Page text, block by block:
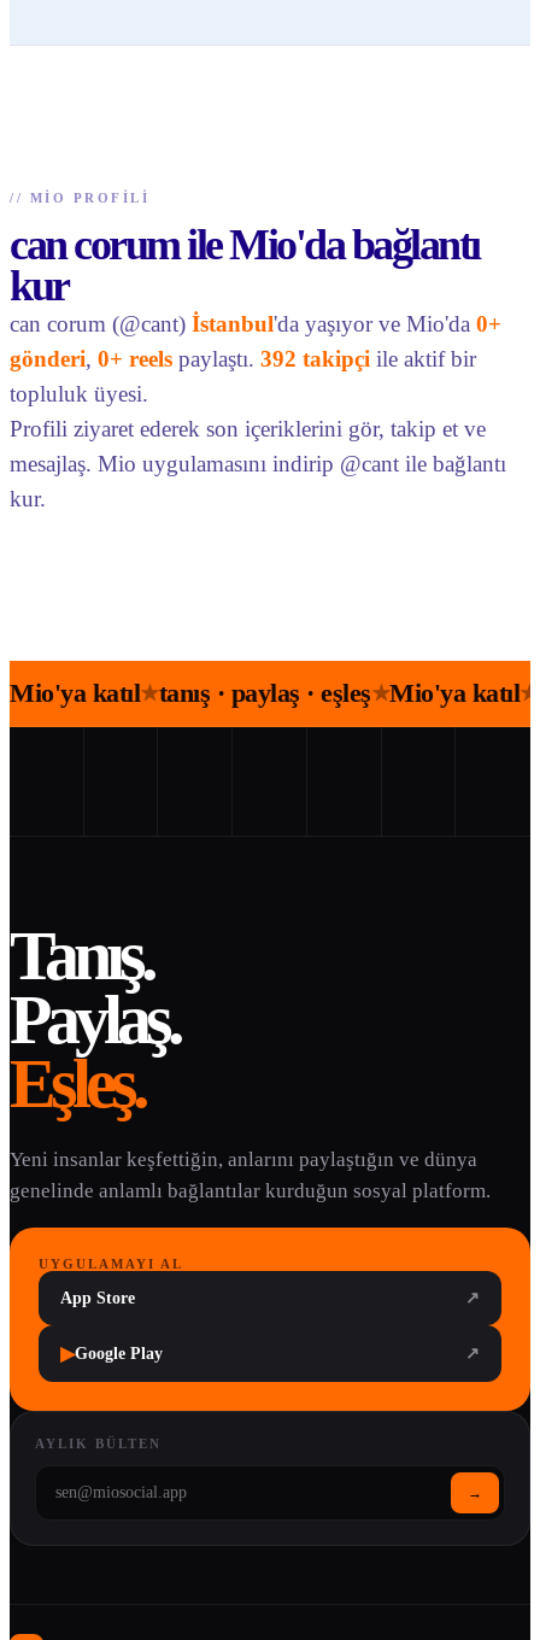
// MIO PROFILI
can corum ile Mio'da bağlantı
kur
can corum (@cant) İstanbul'da yaşıyor ve Mio'da 0+
gönderi, 0+ reels paylaştı. 392 takipçi ile aktif bir
topluluk üyesi.
Profili ziyaret ederek son içeriklerini gör, takip et ve
mesajlaş. Mio uygulamasını indirip @cant ile bağlantı
kur.
Mio'ya katıl★tanış · paylaş · eşleş★Mio'ya katıl★
Tanış.
Paylaş.
Eşleş.
Yeni insanlar keşfettiğin, anlarını paylaştığın ve dünya
genelinde anlamlı bağlantılar kurduğun sosyal platform.
UYGULAMAYI AL
App Store ↗
▶Google Play ↗
AYLIK BÜLTEN
→